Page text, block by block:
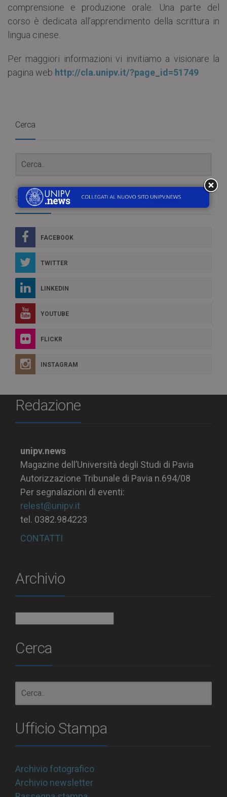
comprensione e produzione orale. Una parte del
corso è dedicata all’apprendimento della scrittura in
lingua cinese.
Per maggiori informazioni vi invitiamo a visionare la
pagina web http://cla.unipv.it/?page_id=51749
Cerca
Social Box
FACEBOOK
TWITTER
LINKEDIN
YOUTUBE
FLICKR
INSTAGRAM
Redazione
unipv.news
Magazine dell’Università degli Studi di Pavia
Autorizzazione Tribunale di Pavia n.694/08
Per segnalazioni di eventi:
relest@unipv.it
tel. 0382.984223
CONTATTI
Archivio
Cerca
Ufficio Stampa
Archivio fotografico
Archivio newsletter